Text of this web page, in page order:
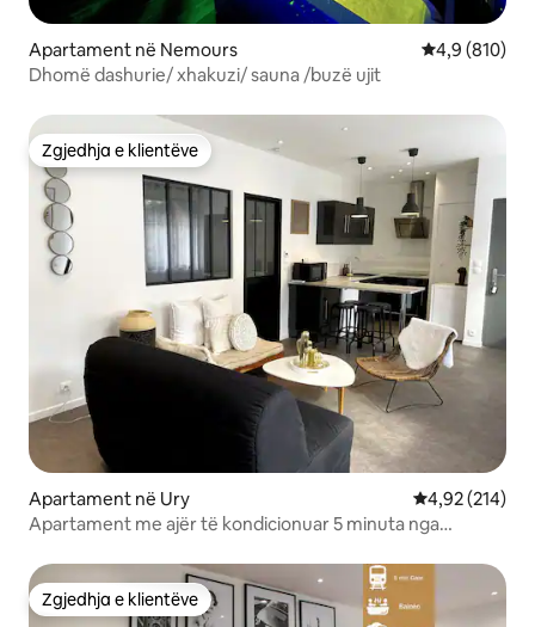
Apartament në Nemours Vlerësimi
4,9 (810)
Dhomë dashurie/ xhakuzi/ sauna /buzë ujit
Zgjedhja e klientëve
Zgjedhja e klientëve
Apartament në Ury Vlerësimi
4,92 (214)
Apartament me ajër të kondicionuar 5 minuta nga
Zgjedhja e klientëve
Zgjedhja e klientëve